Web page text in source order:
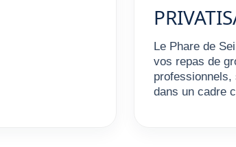
Le Phare de
vos repas de
dans un cadre